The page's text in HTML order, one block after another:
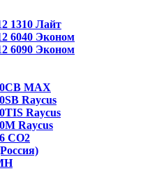
1310 Лайт
6040 Эконом
6090 Эконом
MAX
Raycus
Raycus
Raycus
CO2